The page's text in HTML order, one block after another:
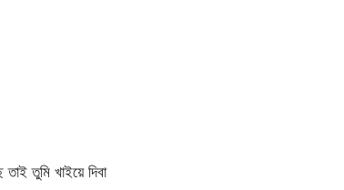
তুমি খাইয়ে দিবা